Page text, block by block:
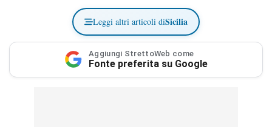
Leggi altri articoli diSicilia
Aggiungi StrettoWeb come
Fonte preferita su Google